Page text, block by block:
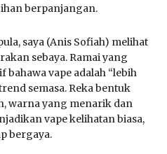
berpanjangan.
saya (Anis Sofiah) melihat
sebaya. Ramai yang
vape adalah “lebih
semasa. Reka bentuk
warna yang menarik dan
vape kelihatan biasa,
bergaya.